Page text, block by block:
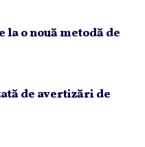
o nouă metodă de
de avertizări de